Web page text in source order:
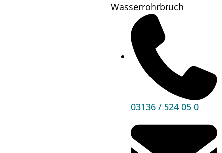
Wasserrohrbruch
03136 / 524 05 0